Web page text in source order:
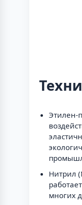
Этилен-
Нитрил
многих